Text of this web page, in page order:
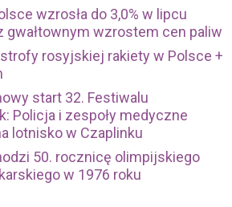
wzrosła do 3,0% w lipcu
gwałtownym wzrostem cen paliw
rosyjskiej rakiety w Polsce +
start 32. Festiwalu
Policja i zespoły medyczne
lotnisko w Czaplinku
50. rocznicę olimpijskiego
w 1976 roku